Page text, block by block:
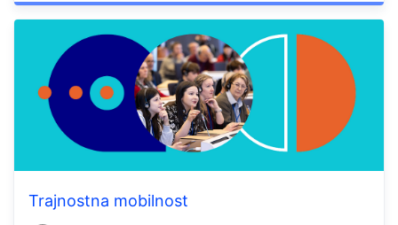
Trajnostna mobilnost